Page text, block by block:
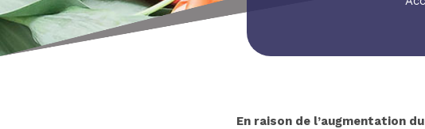
En raison de l’augmentation